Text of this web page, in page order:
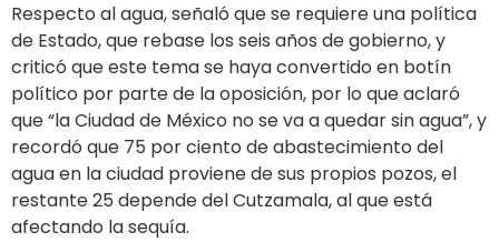
Respecto al agua, señaló que se requiere una política
de Estado, que rebase los seis años de gobierno, y
criticó que este tema se haya convertido en botín
político por parte de la oposición, por lo que aclaró
que “la Ciudad de México no se va a quedar sin agua”, y
recordó que 75 por ciento de abastecimiento del
agua en la ciudad proviene de sus propios pozos, el
restante 25 depende del Cutzamala, al que está
afectando la sequía.